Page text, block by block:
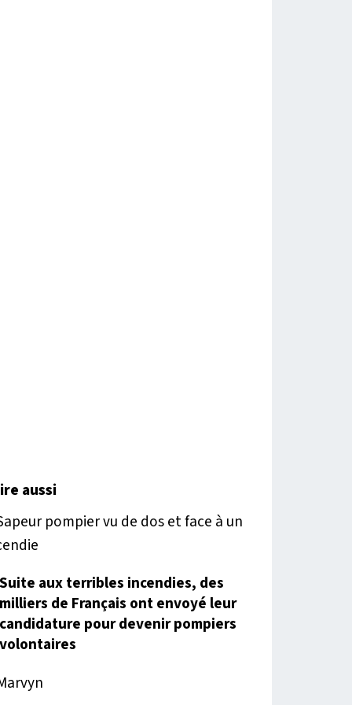
aussi
Suite aux terribles incendies, des
milliers de Français ont envoyé leur
candidature pour devenir pompiers
volontaires